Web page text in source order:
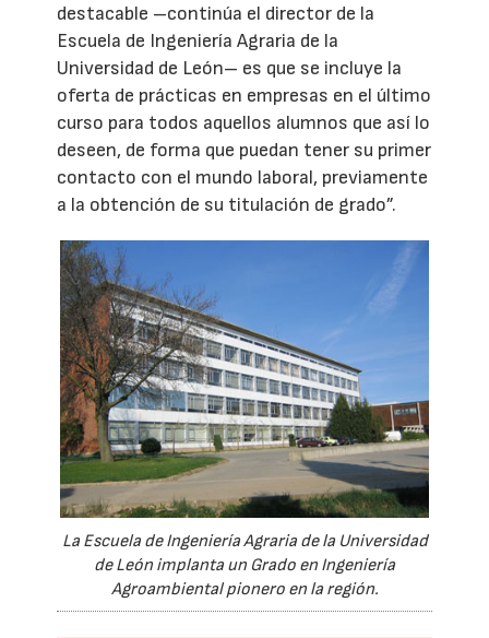
destacable –continúa el director de la
Escuela de Ingeniería Agraria de la
Universidad de León– es que se incluye la
oferta de prácticas en empresas en el último
curso para todos aquellos alumnos que así lo
deseen, de forma que puedan tener su primer
contacto con el mundo laboral, previamente
a la obtención de su titulación de grado”.
La Escuela de Ingeniería Agraria de la Universidad
de León implanta un Grado en Ingeniería
Agroambiental pionero en la región.